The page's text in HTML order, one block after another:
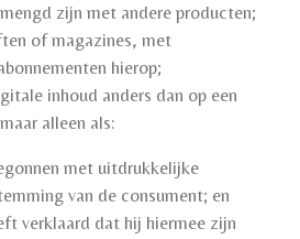
zijn met andere producten;
of magazines, met
hierop;
inhoud anders dan op een
alleen als:
met uitdrukkelijke
van de consument; en
verklaard dat hij hiermee zijn